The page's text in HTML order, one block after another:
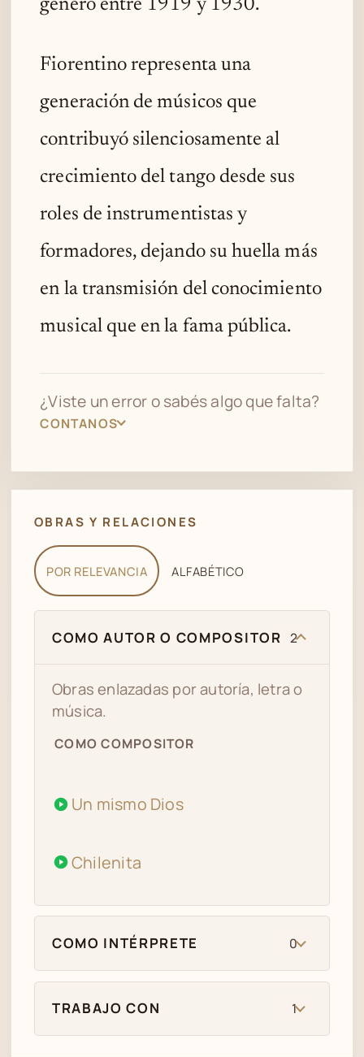
género entre 1919 y 1930.
Fiorentino representa una
generación de músicos que
contribuyó silenciosamente al
crecimiento del tango desde sus
roles de instrumentistas y
formadores, dejando su huella más
en la transmisión del conocimiento
musical que en la fama pública.
¿Viste un error o sabés algo que falta?
CONTANOS
OBRAS Y RELACIONES
POR RELEVANCIA ALFABÉTICO
COMO AUTOR O COMPOSITOR 2
Obras enlazadas por autoría, letra o
música.
COMO COMPOSITOR
Un mismo Dios
Chilenita
COMO INTÉRPRETE 0
TRABAJO CON 1